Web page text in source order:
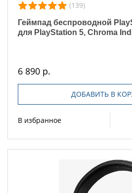
(139)
Геймпад беспроводной
для PlayStation 5, Chroma
6 890 р.
ДОБАВИТЬ В
В избранное